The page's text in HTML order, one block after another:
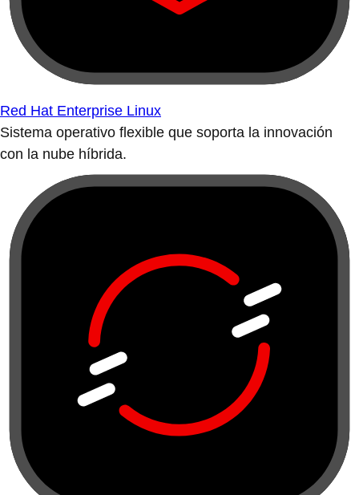
Red Hat Enterprise Linux
Sistema operativo flexible que soporta la innovación
con la nube híbrida.